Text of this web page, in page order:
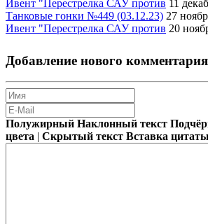
Ивент "Перестрелка САУ против 11
Танковые гонки №449 (03.12.23) 27
Ивент "Перестрелка САУ против 20
Добавление нового комментария
Полужирный Наклонный текст
цвета | Скрытый текст Вставка цитаты